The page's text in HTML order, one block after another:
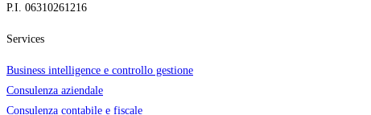
P.I. 06310261216
Services
Business intelligence e controllo gestione
Consulenza aziendale
Consulenza contabile e fiscale